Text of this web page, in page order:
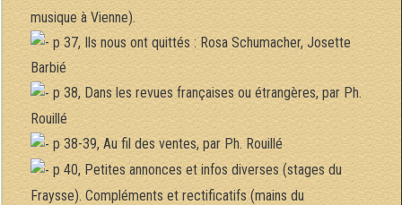
musique à Vienne).
p 37, Ils nous ont quittés : Rosa Schumacher, Josette
Barbié
p 38, Dans les revues françaises ou étrangères, par Ph.
Rouillé
p 38-39, Au fil des ventes, par Ph. Rouillé
p 40, Petites annonces et infos diverses (stages du
Fraysse). Compléments et rectificatifs (mains du